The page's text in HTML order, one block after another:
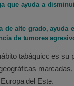
que ayuda a
alto grado, ayuda
de tumores
tabáquico es su
del Este.